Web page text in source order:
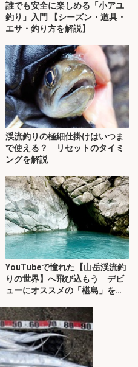
誰でも安全に楽しめる「小アユ
釣り」入門 【シーズン・道具・
エサ・釣り方を解説】
渓流釣りの極細仕掛けはいつま
で使える？ リセットのタイミ
ングを解説
YouTubeで憧れた【山岳渓流釣
りの世界】へ飛び込もう デビ
ューにオススメの「椹島」を紹